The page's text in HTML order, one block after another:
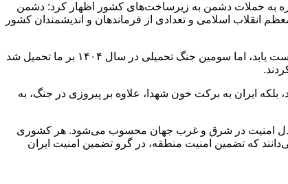
به حملات دشمن به زیرساخت‌های کشور اظهار کرد: دشمن
رهبر معظم انقلاب اسلامی و تعدادی از فرماندهان و اندیشمندان کشور
وی افزود: دشمن با تحلیل‌های غلط خود تصور می‌کرد با ترور رهبری، ایجاد رعب و وحشت، اغتشاش داخلی و حمله نظامی می‌تواند به اهدافش دست یابد، اما سومین جنگ تحمیلی در سال ۱۴۰۴ بر ما تحمیل شد
ایران به برکت خون شهدا، علاوه بر پیروزی در جنگ، به
تعادل امنیت در شرق و غرب جهان محسوب می‌شود. هر کشوری
که تضمین امنیت منطقه، در گرو تضمین امنیت ایران